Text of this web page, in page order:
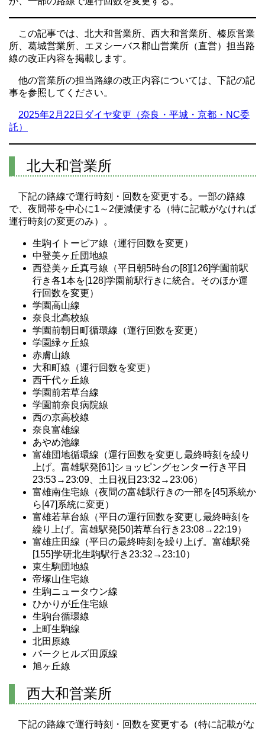
この記事では、北大和営業所、西大和営業所、榛原営業
所、葛城営業所、エヌシーバス郡山営業所（直営）担当路
線の改正内容を掲載します。
他の営業所の担当路線の改正内容については、下記の記
事を参照してください。
2025年2月22日ダイヤ変更（奈良・平城・京都・NC委
託）
北大和営業所
下記の路線で運行時刻・回数を変更する。一部の路線
で、夜間帯を中心に1～2便減便する（特に記載がなければ
運行時刻の変更のみ）。
生駒イトーピア線（運行回数を変更）
中登美ヶ丘団地線
西登美ヶ丘真弓線（平日朝5時台の[8][126]学園前駅
行き各1本を[128]学園前駅行きに統合。そのほか運
行回数を変更）
学園高山線
奈良北高校線
学園前朝日町循環線（運行回数を変更）
学園緑ヶ丘線
赤膚山線
大和町線（運行回数を変更）
西千代ヶ丘線
学園前若草台線
学園前奈良病院線
西の京高校線
奈良富雄線
あやめ池線
富雄団地循環線（運行回数を変更し最終時刻を繰り
上げ。富雄駅発[61]ショッピングセンター行き平日
23:53→23:09、土日祝日23:32→23:06）
富雄南住宅線（夜間の富雄駅行きの一部を[45]系統か
ら[47]系統に変更）
富雄若草台線（平日の運行回数を変更し最終時刻を
繰り上げ。富雄駅発[50]若草台行き23:08→22:19）
富雄庄田線（平日の最終時刻を繰り上げ。富雄駅発
[155]学研北生駒駅行き23:32→23:10）
東生駒団地線
帝塚山住宅線
生駒ニュータウン線
ひかりが丘住宅線
生駒台循環線
上町生駒線
北田原線
パークヒルズ田原線
旭ヶ丘線
西大和営業所
下記の路線で運行時刻・回数を変更する（特に記載がな